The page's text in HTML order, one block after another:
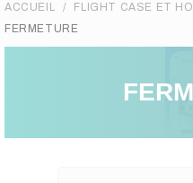
ACCUEIL FLIGHT CASE ET
FERMETURE